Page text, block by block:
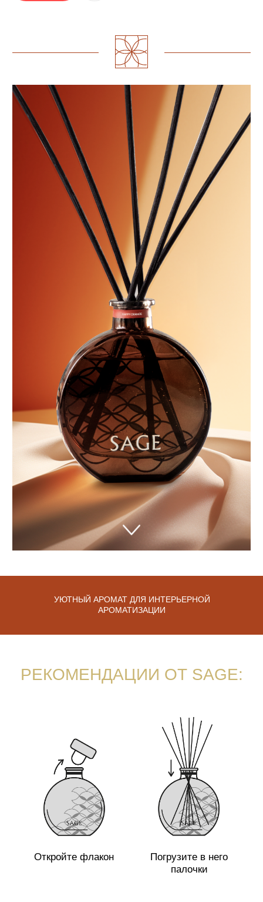
УЮТНЫЙ АРОМАТ ДЛЯ ИНТЕРЬЕРНОЙ
АРОМАТИЗАЦИИ
РЕКОМЕНДАЦИИ ОТ SAGE:
Погрузите в него
палочки
По истечении 3-4 часов
переверните палочки
РЕГУЛИРУЙТЕ ЗВУЧАНИЕ АРОМАТА
Регулируйте расход и интенсивность
звучания аромата количеством палочек.
Хотите более насыщенного звучания —
добавьте палочек. Чувствуете, что
аромата «слишком много» — убавьте
количество.
РАСПРЕДЕЛЕНИЕ АРОМАТА В
ПРОСТРАНСТВЕ
воздуха. Чем выше потолки, тем
интенсивнее расход ароматической
При снижении насыщенности звучания
аромата переверните палочки:
Для повторной заправки используйте
рефил. Вы платите только за аромат, не
переплачивая за упаковку и флакон.
Повторное использование стеклянного
флакона - это шаг к осознанному
потреблению.